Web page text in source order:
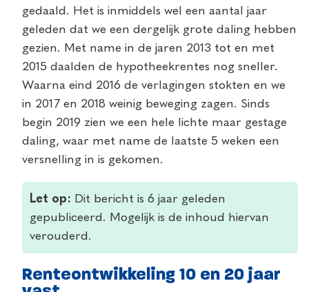
gedaald. Het is inmiddels wel een aantal jaar
geleden dat we een dergelijk grote daling hebben
gezien. Met name in de jaren 2013 tot en met
2015 daalden de hypotheekrentes nog sneller.
Waarna eind 2016 de verlagingen stokten en we
in 2017 en 2018 weinig beweging zagen. Sinds
begin 2019 zien we een hele lichte maar gestage
daling, waar met name de laatste 5 weken een
versnelling in is gekomen.
Let op: Dit bericht is 6 jaar geleden
gepubliceerd. Mogelijk is de inhoud hiervan
verouderd.
Renteontwikkeling 10 en 20 jaar